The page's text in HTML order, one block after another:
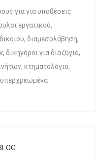
για για υποθέσεις
εργατικού,
διαμεσολάβηση,
δικηγόροι για διαζύγια,
κτηματολόγιο,
υπερχρεωμένα